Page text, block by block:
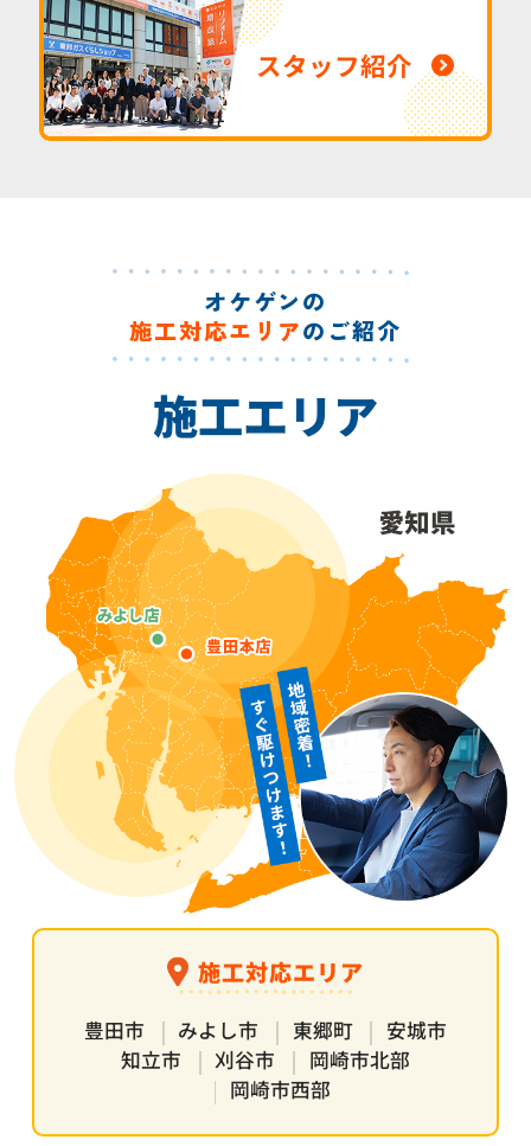
スタッフ紹介
オケゲンの
施工対応エリアのご紹介
施工エリア
施工対応エリア
豊田市 みよし市 東郷町
安城市
知立市
刈谷市
岡崎市北部
岡崎市西部